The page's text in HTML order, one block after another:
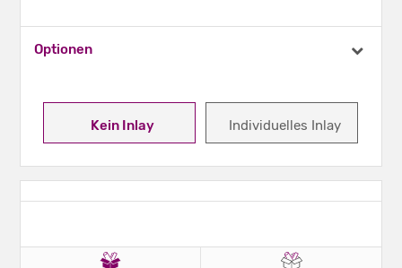
Kein Inlay Individuelles Inlay
Optionen